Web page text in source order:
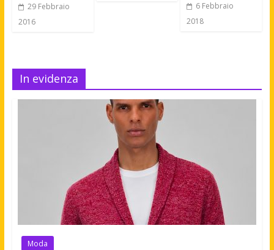
29 Febbraio
2016
6 Febbraio
2018
In evidenza
Moda